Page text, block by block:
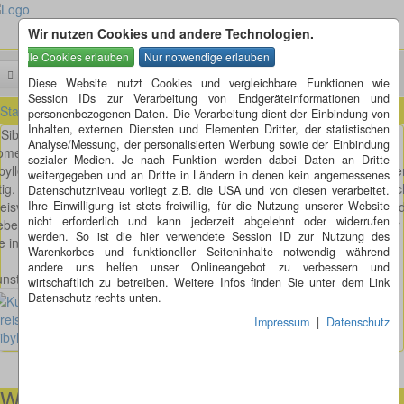
Wir nutzen Cookies und andere Technologien.
Diese Website nutzt Cookies und vergleichbare Funktionen wie
Session IDs zur Verarbeitung von Endgeräteinformationen und
personenbezogenen Daten. Die Verarbeitung dient der Einbindung von
Inhalten, externen Diensten und Elementen Dritter, der statistischen
Analyse/Messung, der personalisierten Werbung sowie der Einbindung
sozialer Medien. Je nach Funktion werden dabei Daten an Dritte
weitergegeben und an Dritte in Ländern in denen kein angemessenes
Datenschutzniveau vorliegt z.B. die USA und von diesen verarbeitet.
Ihre Einwilligung ist stets freiwillig, für die Nutzung unserer Website
nicht erforderlich und kann jederzeit abgelehnt oder widerrufen
werden. So ist die hier verwendete Session ID zur Nutzung des
Warenkorbes und funktioneller Seiteninhalte notwendig während
andere uns helfen unser Onlineangebot zu verbessern und
wirtschaftlich zu betreiben. Weitere Infos finden Sie unter dem Link
Datenschutz rechts unten.
Impressum | Datenschutz
Startseite » die Künstler der Kreisverkehre » Sibylle Rettenmaier
Sibylle Rettenmaier
http://www.sibylle-rettenmaier.de/
Rettenmaier ist seit über 25 Jahren als freischaffende
Ihre Metall-Skulpturen und Bilder verschönern
Parks und Gärten sowie öffentliche und private
Künstlern wie Andy Warhol, Max Beckmann und Gerhard Richter
in der Sammlung Würth vertreten.
von Sibylle Rettenmaier